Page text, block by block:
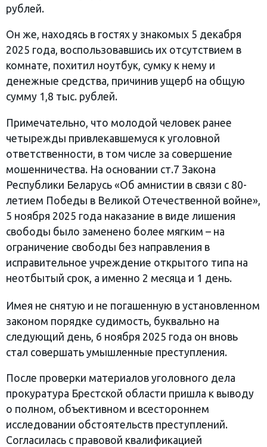
рублей.
Он же, находясь в гостях у знакомых 5 декабря
2025 года, воспользовавшись их отсутствием в
комнате, похитил ноутбук, сумку к нему и
денежные средства, причинив ущерб на общую
сумму 1,8 тыс. рублей.
Примечательно, что молодой человек ранее
четырежды привлекавшемуся к уголовной
ответственности, в том числе за совершение
мошенничества. На основании ст.7 Закона
Республики Беларусь «Об амнистии в связи с 80-
летием Победы в Великой Отечественной войне»,
5 ноября 2025 года наказание в виде лишения
свободы было заменено более мягким – на
ограничение свободы без направления в
исправительное учреждение открытого типа на
неотбытый срок, а именно 2 месяца и 1 день.
Имея не снятую и не погашенную в установленном
законом порядке судимость, буквально на
следующий день, 6 ноября 2025 года он вновь
стал совершать умышленные преступления.
После проверки материалов уголовного дела
прокуратура Брестской области пришла к выводу
о полном, объективном и всестороннем
исследовании обстоятельств преступлений.
Согласилась с правовой квалификацией